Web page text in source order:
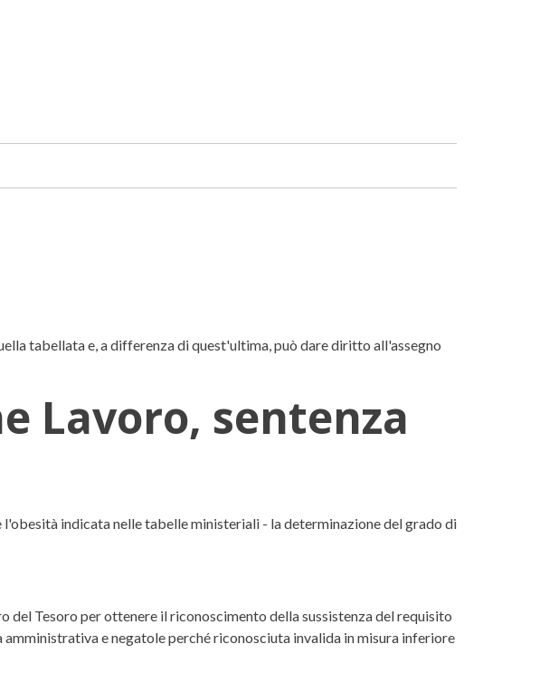
tabellata e, a differenza di quest'ultima, può dare diritto all'assegno
Lavoro, sentenza
agosto 2004, n. 16251
indicata nelle tabelle ministeriali - la determinazione del grado di
Tesoro per ottenere il riconoscimento della sussistenza del requisito
e negatole perché riconosciuta invalida in misura inferiore